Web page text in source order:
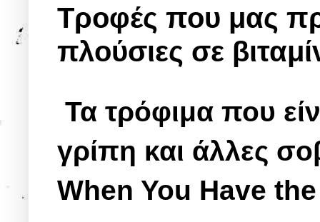
Τροφές που μας
πλούσιες σε
Τα τρόφιμα που
γρίπη και άλλες
When You Have